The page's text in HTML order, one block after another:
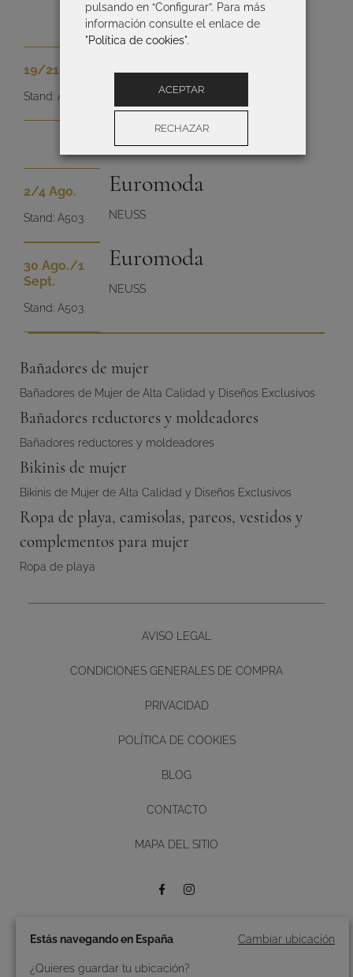
19/21
Stand: A503
2/4 Ago.
Stand: A503
Euromoda
NEUSS
30 Ago./1
Sept.
Stand: A503
Euromoda
NEUSS
Bañadores de mujer
Bañadores de Mujer de Alta Calidad y Diseños Exclusivos
Bañadores reductores y moldeadores
Bañadores reductores y moldeadores
Bikinis de mujer
Bikinis de Mujer de Alta Calidad y Diseños Exclusivos
Ropa de playa, camisolas, pareos, vestidos y
complementos para mujer
Ropa de playa
AVISO LEGAL
CONDICIONES GENERALES DE COMPRA
PRIVACIDAD
POLÍTICA DE COOKIES
BLOG
CONTACTO
MAPA DEL SITIO
Diseño y desarrollo web -
Estás navegando en España Cambiar ubicación
¿Quieres guardar tu ubicación?
pulsando en “Configurar”. Para más
información consulte el enlace de
"Política de cookies".
ACEPTAR
RECHAZAR